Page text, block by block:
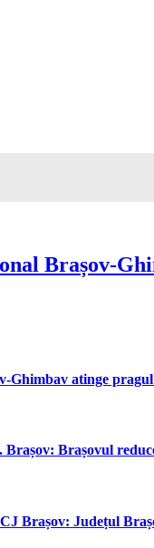
atinge
Brașovul
Brașov: Județul